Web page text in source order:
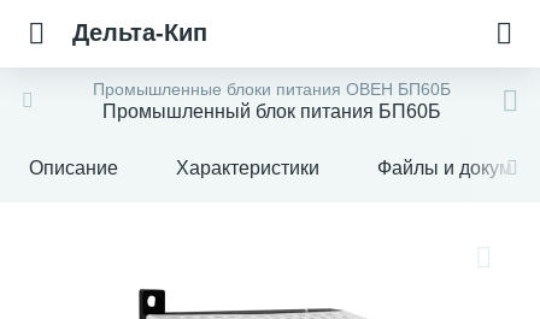
Дельта-Кип
Промышленные блоки питания ОВЕН БП60Б
Промышленный блок питания БП60Б
Описание Характеристики Файлы и